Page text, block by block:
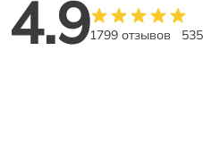
4.91799 отзывов